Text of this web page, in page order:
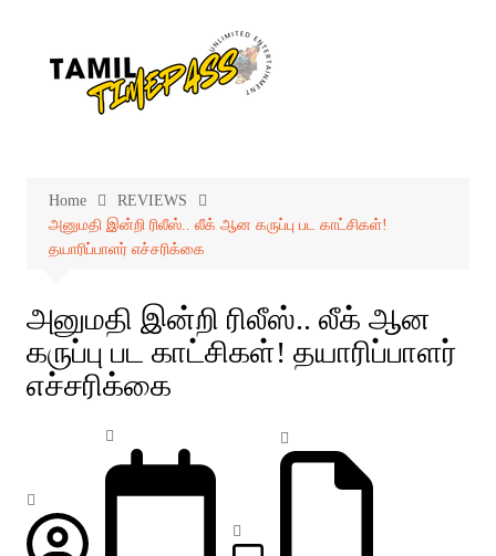
Home
REVIEWS
அனுமதி இன்றி ரிலீஸ்.. லீக் ஆன கருப்பு பட காட்சிகள்!
தயாரிப்பாளர் எச்சரிக்கை
அனுமதி இன்றி ரிலீஸ்.. லீக் ஆன
கருப்பு பட காட்சிகள்! தயாரிப்பாளர்
எச்சரிக்கை